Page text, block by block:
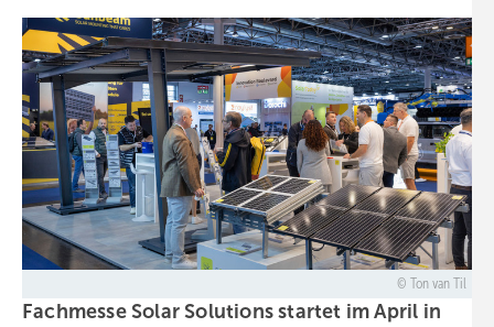
Ton van Til
Fachmesse Solar Solutions startet im April in